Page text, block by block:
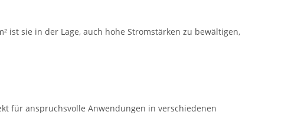
ist sie in der Lage, auch hohe Stromstärken zu bewältigen,
für anspruchsvolle Anwendungen in verschiedenen